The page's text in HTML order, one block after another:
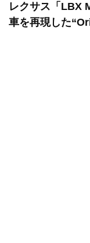
レクサス「LBX
車を再現した